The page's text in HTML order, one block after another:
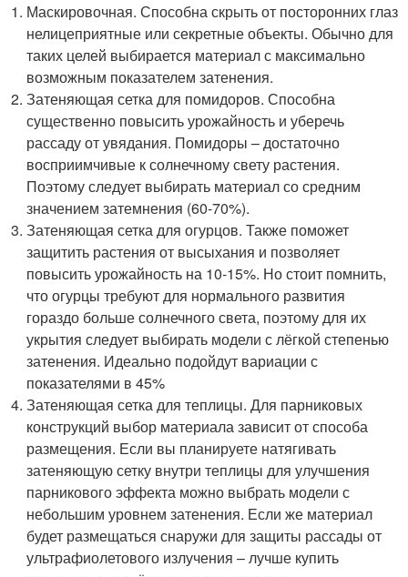
Маскировочная. Способна скрыть от посторонних глаз
нелицеприятные или секретные объекты. Обычно для
таких целей выбирается материал с максимально
возможным показателем затенения.
Затеняющая сетка для помидоров. Способна
существенно повысить урожайность и уберечь
рассаду от увядания. Помидоры – достаточно
восприимчивые к солнечному свету растения.
Поэтому следует выбирать материал со средним
значением затемнения (60-70%).
Затеняющая сетка для огурцов. Также поможет
защитить растения от высыхания и позволяет
повысить урожайность на 10-15%. Но стоит помнить,
что огурцы требуют для нормального развития
гораздо больше солнечного света, поэтому для их
укрытия следует выбирать модели с лёгкой степенью
затенения. Идеально подойдут вариации с
показателями в 45%
Затеняющая сетка для теплицы. Для парниковых
конструкций выбор материала зависит от способа
размещения. Если вы планируете натягивать
затеняющую сетку внутри теплицы для улучшения
парникового эффекта можно выбрать модели с
небольшим уровнем затенения. Если же материал
будет размещаться снаружи для защиты рассады от
ультрафиолетового излучения – лучше купить